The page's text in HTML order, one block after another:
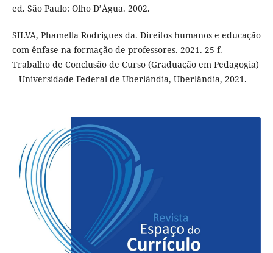
ed. São Paulo: Olho D’Água. 2002.
SILVA, Phamella Rodrigues da. Direitos humanos e educação
com ênfase na formação de professores. 2021. 25 f.
Trabalho de Conclusão de Curso (Graduação em Pedagogia)
– Universidade Federal de Uberlândia, Uberlândia, 2021.